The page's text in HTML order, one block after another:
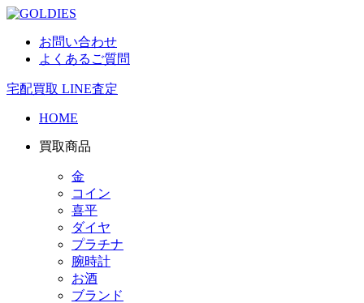
お問い合わせ
よくあるご質問
宅配買取 LINE査定
HOME
買取商品
金
コイン
喜平
ダイヤ
プラチナ
腕時計
お酒
ブランド